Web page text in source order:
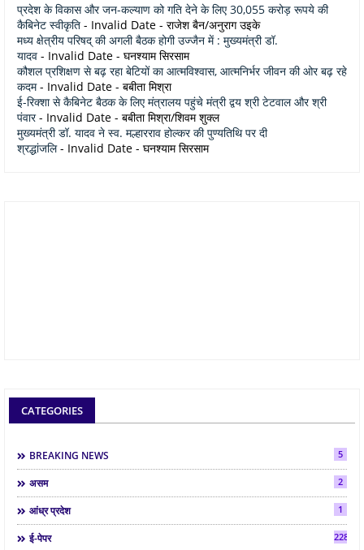
प्रदेश के विकास और जन-कल्याण को गति देने के लिए 30,055 करोड़ रूपये की
कैबिनेट स्वीकृति - Invalid Date - राजेश बैन/अनुराग उइके
मध्य क्षेत्रीय परिषद् की अगली बैठक होगी उज्जैन में : मुख्यमंत्री डॉ.
यादव - Invalid Date - घनश्याम सिरसाम
कौशल प्रशिक्षण से बढ़ रहा बेटियों का आत्मविश्वास, आत्मनिर्भर जीवन की ओर बढ़ रहे
कदम- Invalid Date - बबीता मिश्रा
ई-रिक्शा से कैबिनेट बैठक के लिए मंत्रालय पहुंचे मंत्री द्वय श्री टेटवाल और श्री
पंवार- Invalid Date - बबीता मिश्रा/शिवम शुक्ल
मुख्यमंत्री डॉ. यादव ने स्व. मल्हारराव होल्कर की पुण्यतिथि पर दी
श्रद्धांजलि- Invalid Date - घनश्याम सिरसाम
CATEGORIES
BREAKING NEWS 5
असम 2
आंध्र प्रदेश 1
ई-पेपर 2286